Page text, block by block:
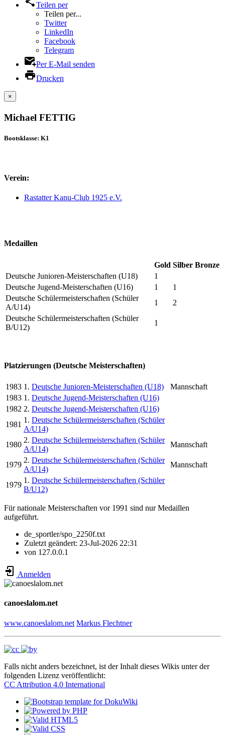
Teilen per
Teilen per...
Twitter
LinkedIn
Facebook
Telegram
Per E-Mail senden
Drucken
×
Michael FETTIG
Bootsklasse: K1
Verein:
Rastatter Kanu-Club 1925 e.V.
Medaillen
Gold Silber Bronze
Deutsche Junioren-Meisterschaften (U18)
1
Deutsche Jugend-Meisterschaften (U16)
1
1
Deutsche Schülermeisterschaften (Schüler
A/U14)
1
2
Deutsche Schülermeisterschaften (Schüler
B/U12)
1
Platzierungen (Deutsche Meisterschaften)
1983 1. Deutsche Junioren-Meisterschaften (U18)
Mannschaft
1983 1. Deutsche Jugend-Meisterschaften (U16)
1982 2. Deutsche Jugend-Meisterschaften (U16)
1981
1. Deutsche Schülermeisterschaften (Schüler
A/U14)
1980
2. Deutsche Schülermeisterschaften (Schüler
A/U14)
Mannschaft
1979
2. Deutsche Schülermeisterschaften (Schüler
A/U14)
Mannschaft
1979
1. Deutsche Schülermeisterschaften (Schüler
B/U12)
Für nationale Meisterschaften vor 1991 sind nur Medaillen
aufgeführt.
de_sportler/spo_2250f.txt
Zuletzt geändert: 23-Jul-2026 22:31
von 127.0.0.1
Anmelden
canoeslalom.net
www.canoeslalom.net Markus Flechtner
Falls nicht anders bezeichnet, ist der Inhalt dieses Wikis unter der
folgenden Lizenz veröffentlicht:
CC Attribution 4.0 International